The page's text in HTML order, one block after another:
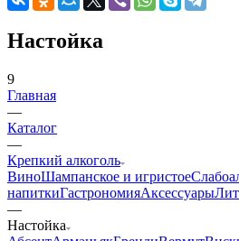
Настойка
9
Главная
—
Каталог
—
Крепкий алкоголь
ВиноШампанское и игристое
напиткиГастрономияАксессуары
—
Настойка